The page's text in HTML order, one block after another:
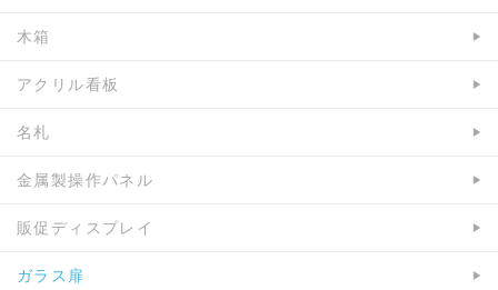
木箱
アクリル看板
名札
金属製操作パネル
販促ディスプレイ
ガラス扉